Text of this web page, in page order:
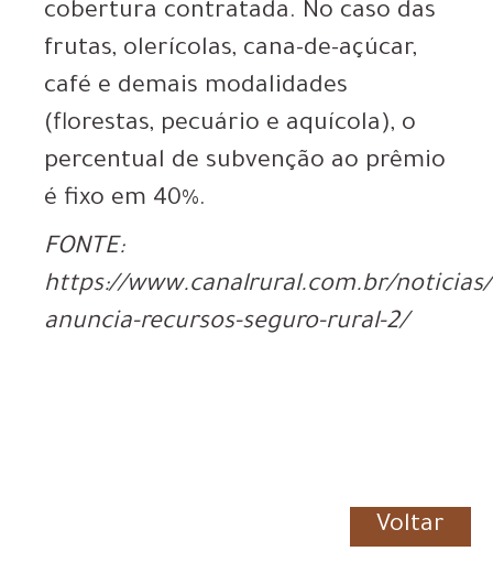
cobertura contratada. No caso das
frutas, olerícolas, cana-de-açúcar,
café e demais modalidades
(florestas, pecuário e aquícola), o
percentual de subvenção ao prêmio
é fixo em 40%.
FONTE:
https://www.canalrural.com.br/
anuncia-recursos-seguro-rural-2/
Voltar